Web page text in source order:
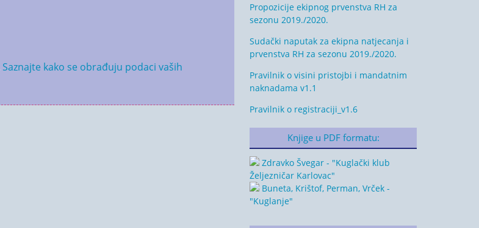
Saznajte kako se obrađuju podaci vaših
Propozicije ekipnog prvenstva RH za
sezonu 2019./2020.
Sudački naputak za ekipna natjecanja i
prvenstva RH za sezonu 2019./2020.
Pravilnik o visini pristojbi i mandatnim
naknadama v1.1
Pravilnik o registraciji_v1.6
Knjige u PDF formatu:
Zdravko Švegar - "Kuglački klub
Željezničar Karlovac"
Buneta, Krištof, Perman, Vrček -
"Kuglanje"